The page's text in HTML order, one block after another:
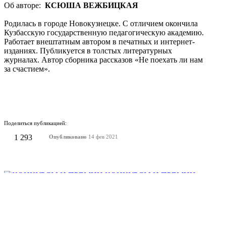
Об авторе: КСЮША ВЕЖБИЦКАЯ
Родилась в городе Новокузнецке. С отличием окончила
Кузбасскую государственную педагогическую академию.
Работает внештатным автором в печатных и интернет-
изданиях. Публикуется в толстых литературных
журналах. Автор сборника рассказов «Не поехать ли нам
за счастием».
Поделиться публикацией:
1 293 Опубликовано 14 фев 2021
КОНКУРСЫ И ПРЕМИИ